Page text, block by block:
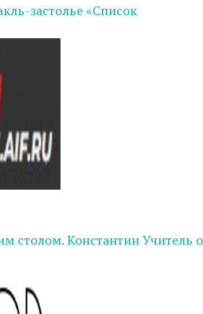
застолье «Список
столом. Константин Учитель о